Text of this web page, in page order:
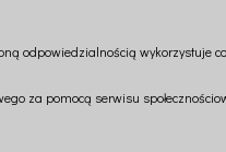
odpowiedzialnością wykorzystuje
za pomocą serwisu